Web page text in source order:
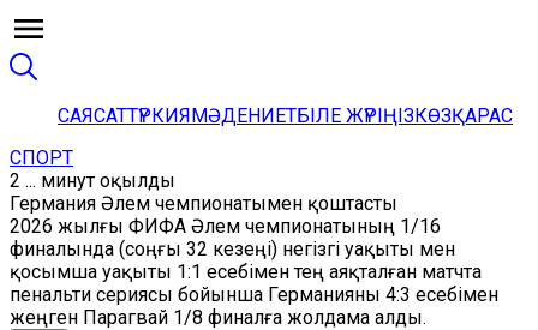
САЯСАТТҮРКИЯМӘДЕНИЕТБІЛЕ ЖҮРІҢІЗКӨЗҚАРАС
СПОРТ
2 ... минут оқылды
Германия Әлем чемпионатымен қоштасты
2026 жылғы ФИФА Әлем чемпионатының 1/16
финалында (соңғы 32 кезеңі) негізгі уақыты мен
қосымша уақыты 1:1 есебімен тең аяқталған матчта
пенальти сериясы бойынша Германияны 4:3 есебімен
жеңген Парагвай 1/8 финалға жолдама алды.